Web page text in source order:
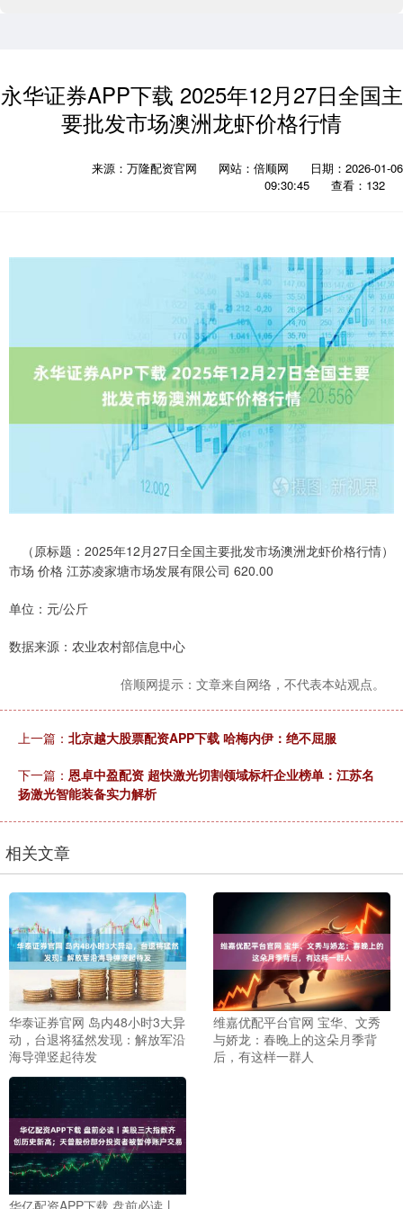
永华证券APP下载 2025年12月27日全国主
要批发市场澳洲龙虾价格行情
来源：万隆配资官网 网站：倍顺网
日期：2026-01-06
09:30:45
查看：132
（原标题：2025年12月27日全国主要批发市场澳洲龙虾价格行情）
市场 价格 江苏凌家塘市场发展有限公司 620.00
单位：元/公斤
数据来源：农业农村部信息中心
倍顺网提示：文章来自网络，不代表本站观点。
上一篇： 北京越大股票配资APP下载 哈梅内伊：绝不屈服
下一篇： 恩卓中盈配资 超快激光切割领域标杆企业榜单：江苏名
扬激光智能装备实力解析
相关文章
华泰证券官网 岛内48小时3大异
动，台退将猛然发现：解放军沿
海导弹竖起待发
维嘉优配平台官网 宝华、文秀
与娇龙：春晚上的这朵月季背
后，有这样一群人
华亿配资APP下载 盘前必读丨